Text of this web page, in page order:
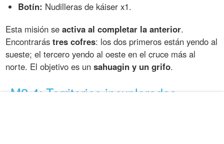
Botín: Nudilleras de káiser x1.
Esta misión seactiva al completar la anterior.
Encontrarástres cofres: los dos primeros están yendo al
sueste; el tercero yendo al oeste en el cruce más al
norte. El objetivo es unsahuagin y un grifo.
M2-4: Territorios inexplorados